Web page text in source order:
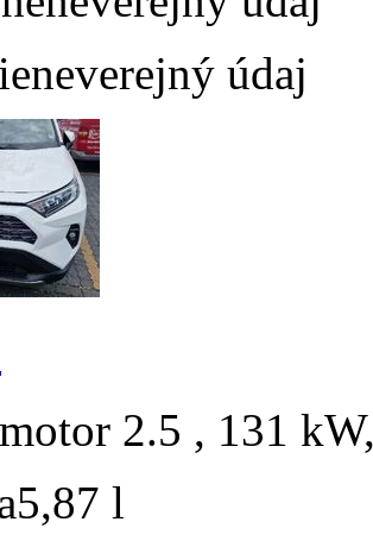
neverejný údaj
2.5 , 131
5,87 l